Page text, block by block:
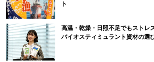
ト
高温・乾燥・日照不足でもストレ
バイオスティミュラント資材の選